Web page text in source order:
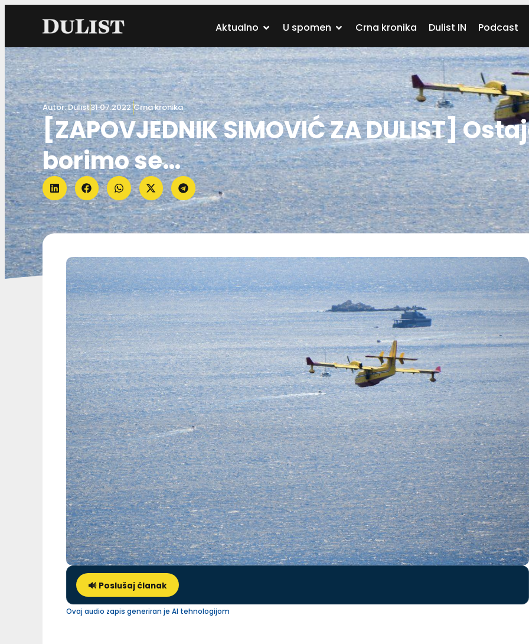
Aktualno U spomen Crna kronika Dulist IN Podcast
Autor:Dulist31.07.2022.Crna kronika
[ZAPOVJEDNIK SIMOVIĆ ZA DULIST]
borimo se…
🔊 Poslušaj članak
Ovaj audio zapis generiran je AI tehnologijom